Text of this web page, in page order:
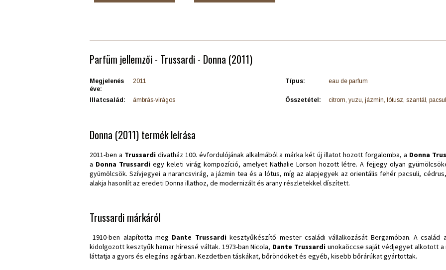
Parfüm jellemzői - Trussardi - Donna (2011)
Megjelenés
éve:
2011 Típus: eau de parfum
Illatcsalád: ámbrás-virágos Összetétel: citrom, yuzu, jázmin, lótusz, szantál,
Donna (2011) termék leírása
2011-ben a Trussardidivatház 100. évfordulójának alkalmából a márka két új illatot hozott forgalomba, a Donna
a Donna Trussardi egy keleti virág kompozíció, amelyet Nathalie Lorson hozott létre. A fejjegy olyan
gyümölcsök. Szívjegyei a narancsvirág, a jázmin tea és a lótus, míg az alapjegyek az orientális fehér pacsuli,
alakja hasonlít az eredeti Donna illathoz, de modernizált és arany részletekkel díszített.
Trussardi márkáról
1910-ben alapította meg Dante Trussardikesztyűkészítő mester családi vállalkozását Bergamóban. A
kidolgozott kesztyűk hamar híressé váltak. 1973-ban Nicola, Dante Trussardiunokaöccse saját védjegyet alkotott a
láttatja a gyors és elegáns agárban. Kezdetben táskákat, bőröndöket és egyéb, kisebb bőrárúkat gyártottak.